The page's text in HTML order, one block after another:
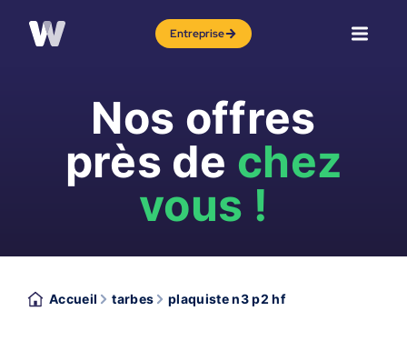
Entreprise
Nos offres
près de chez
vous !
Accueil tarbes plaquiste n3 p2 hf